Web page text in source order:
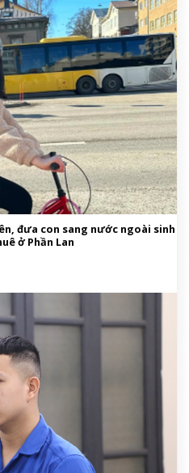
đưa con sang nước ngoài sinh
ở Phần Lan